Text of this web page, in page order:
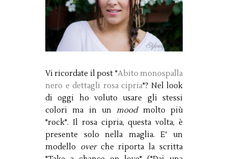
Vi ricordate il post "Abito monospalla
nero e dettagli rosa cipria"? Nel look
di oggi ho voluto usare gli stessi
colori ma in unmood molto più
"rock". Il rosa cipria, questa volta, è
presente solo nella maglia. E' un
modello overche riporta la scritta